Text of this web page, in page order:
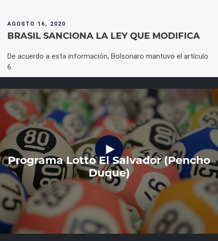
AGOSTO 16, 2020
BRASIL SANCIONA LA LEY QUE MODIFICA
De acuerdo a esta información, Bolsonaro mantuvo el artículo
6.
Programa Lotto El Salvador (Pencho
Duque)